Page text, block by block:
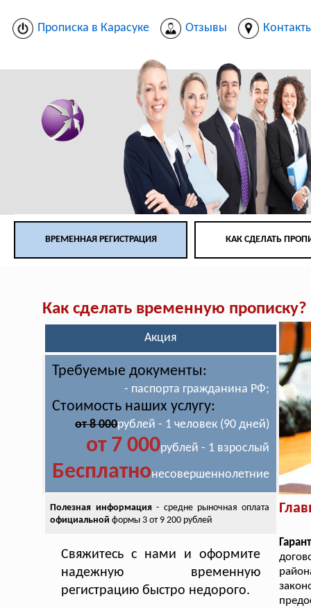
Прописка в Карасуке Отзывы
ВРЕМЕННАЯ РЕГИСТРАЦИЯ КАК СДЕЛАТЬ
Как сделать временную прописку?
Акция
Требуемые документы:
- паспорта гражданина РФ;
Стоимость наших услугу:
от 8 000рублей - 1 человек (90 дней)
от 7 000рублей - 1 взрослый
Бесплатнонесовершеннолетние
Полезная информация- средне рыночная оплата
официальной формы 3 от 9 200 рублей
Свяжитесь с нами и оформите
надежную временную
регистрацию быстро недорого.